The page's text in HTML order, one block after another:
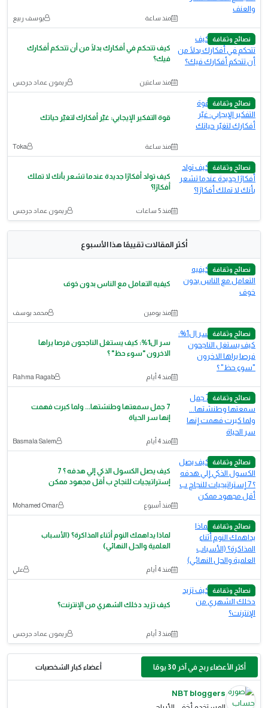
منذ ساعة يوسف ربيع
نصائح وثقافة
كيف تتحكم في أفكارك بدلًا من أن تتحكم أفكارك
فيك؟
منذ ساعتين ريمون عماد جرجس
نصائح وثقافة
قوة التفكير الإيجابي: غيّر أفكارك لتغيّر حياتك
منذ ساعة Toka
نصائح وثقافة
كيف تولد أفكارًا جديدة عندما تشعر بأنك لا تملك
أفكارًا؟
منذ 5 ساعات ريمون عماد جرجس
أكثر المقالات تقييمًا هذا الأسبوع
نصائح وثقافة
كيفيه التعامل مع الناس بدون خوف
منذ يومين محمد يوسف
نصائح وثقافة
سر ال1%: كيف يستغل الناجحون فرصا يراها
الاخرون "سوء حظ" ؟
منذ 4 أيام Rahma Ragab
نصائح وثقافة
7 جمل سمعتها وطنشتها... ولما كبرت فهمت
إنها سر الحياة
منذ 4 أيام Basmala Salem
نصائح وثقافة
كيف يصل الكسول الذكي إلي هدفه ؟ 7
إستراتيجيات للنجاح ب أقل مجهود ممكن
منذ أسبوع ‪Mohamed Omar‬‏
نصائح وثقافة
لماذا يداهمك النوم أثناء المذاكرة؟ (الأسباب
العلمية والحل النهائي)
منذ 4 أيام علي
نصائح وثقافة
كيف تزيد دخلك الشهري من الإنترنت؟
منذ 3 أيام ريمون عماد جرجس
أكثر الأعضاء ربح في آخر 30 يومًا أعضاء كبار الشخصيات
NBT bloggers